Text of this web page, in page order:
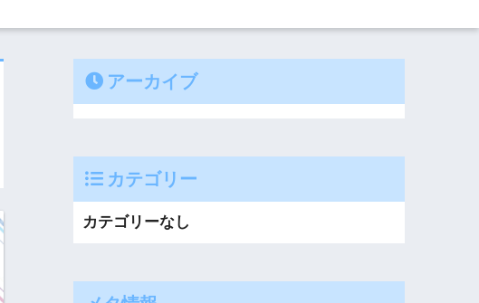
アーカイブ
カテゴリー
カテゴリーなし